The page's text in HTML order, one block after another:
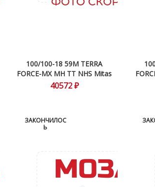
100/100-18 59M TERRA
FORCE-MX MH TT NHS Mitas
40572 ₽
ЗАКОНЧИЛОС
Ь